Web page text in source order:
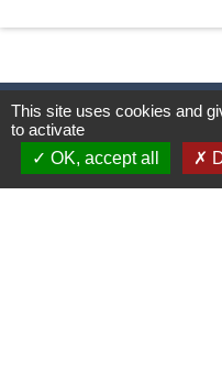
Contacts &
This site uses cookies and
to activate
OK, accept all